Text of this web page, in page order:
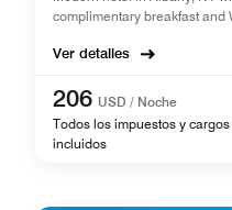
complimentary breakfast and
Ver detalles
206 USD / Noche
Todos los impuestos y cargos
incluidos